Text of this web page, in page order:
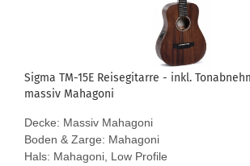
Sigma TM-15E Reisegitarre - inkl.
massiv Mahagoni
Decke: Massiv Mahagoni
Boden & Zarge: Mahagoni
Hals: Mahagoni, Low Profile